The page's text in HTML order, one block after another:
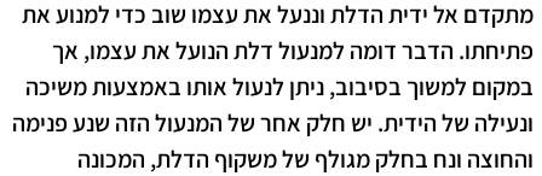
מתקדם אל ידית הדלת וננעל את עצמו שוב כדי למנוע את
פתיחתו. הדבר דומה למנעול דלת הנועל את עצמו, אך
במקום למשוך בסיבוב, ניתן לנעול אותו באמצעות משיכה
ונעילה של הידית. יש חלק אחר של המנעול הזה שנע פנימה
והחוצה ונח בחלק מגולף של משקוף הדלת, המכונה